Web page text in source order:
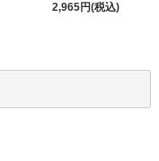
2,965円(税込)